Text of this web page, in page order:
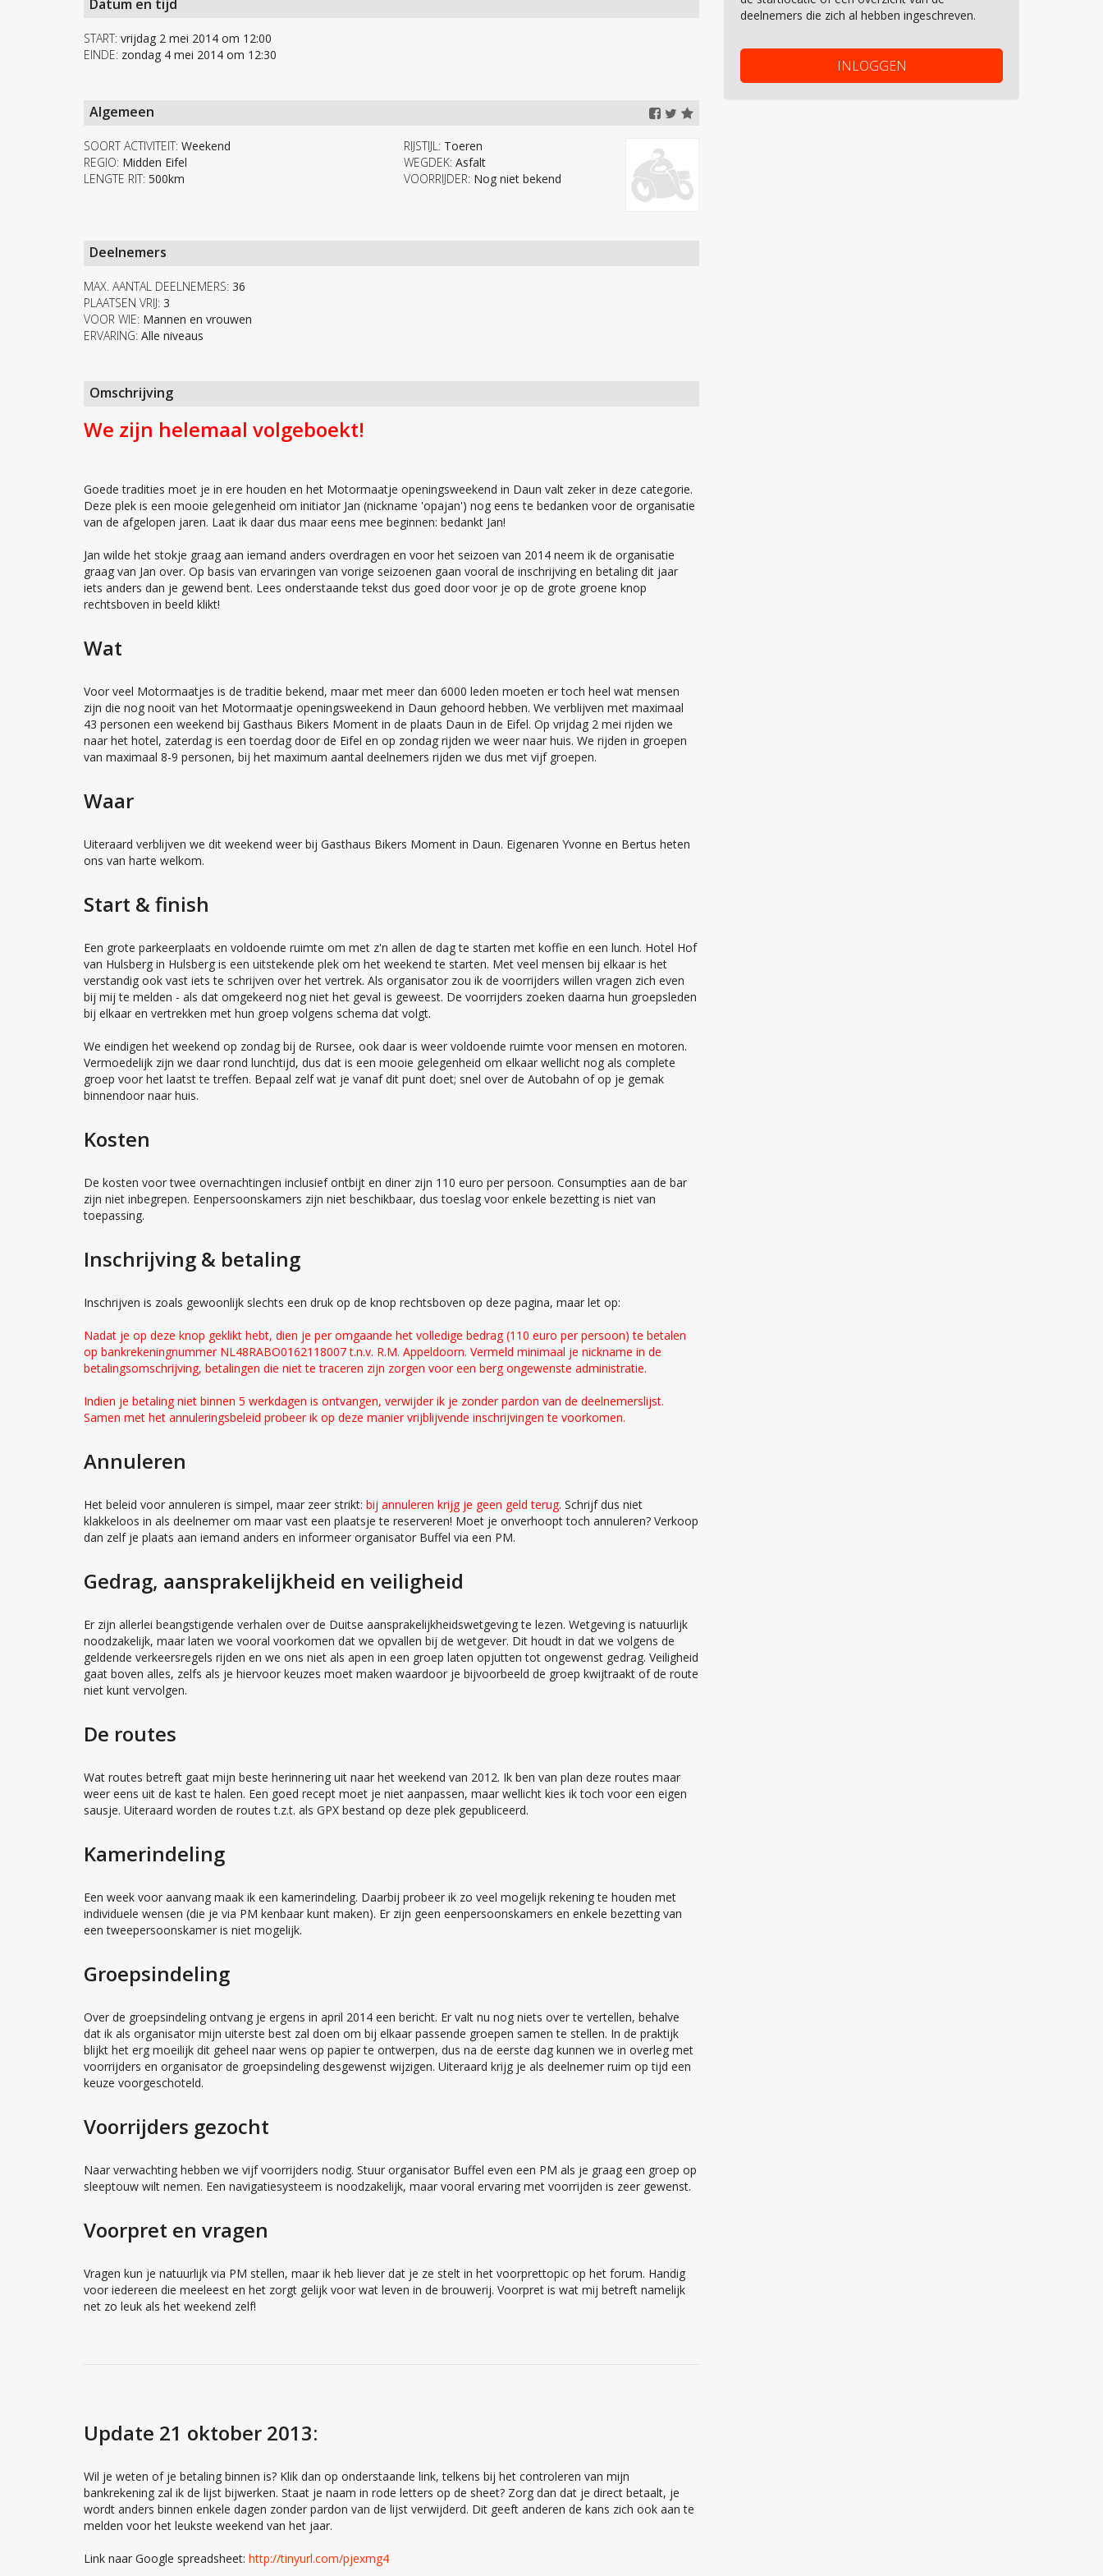
deelnemers die zich al hebben ingeschreven.
INLOGGEN
Datum en tijd
START: vrijdag 2 mei 2014 om 12:00
EINDE: zondag 4 mei 2014 om 12:30
Algemeen
SOORT ACTIVITEIT: Weekend
REGIO: Midden Eifel
LENGTE RIT: 500km
RIJSTIJL: Toeren
WEGDEK: Asfalt
VOORRIJDER: Nog niet bekend
Deelnemers
MAX. AANTAL DEELNEMERS: 36
PLAATSEN VRIJ: 3
VOOR WIE: Mannen en vrouwen
ERVARING: Alle niveaus
Omschrijving
We zijn helemaal volgeboekt!
Goede tradities moet je in ere houden en het Motormaatje openingsweekend in Daun valt zeker in deze categorie.
Deze plek is een mooie gelegenheid om initiator Jan (nickname 'opajan') nog eens te bedanken voor de organisatie
van de afgelopen jaren. Laat ik daar dus maar eens mee beginnen: bedankt Jan!
Jan wilde het stokje graag aan iemand anders overdragen en voor het seizoen van 2014 neem ik de organisatie
graag van Jan over. Op basis van ervaringen van vorige seizoenen gaan vooral de inschrijving en betaling dit jaar
iets anders dan je gewend bent. Lees onderstaande tekst dus goed door voor je op de grote groene knop
rechtsboven in beeld klikt!
Wat
Voor veel Motormaatjes is de traditie bekend, maar met meer dan 6000 leden moeten er toch heel wat mensen
zijn die nog nooit van het Motormaatje openingsweekend in Daun gehoord hebben. We verblijven met maximaal
43 personen een weekend bij Gasthaus Bikers Moment in de plaats Daun in de Eifel. Op vrijdag 2 mei rijden we
naar het hotel, zaterdag is een toerdag door de Eifel en op zondag rijden we weer naar huis. We rijden in groepen
van maximaal 8-9 personen, bij het maximum aantal deelnemers rijden we dus met vijf groepen.
Waar
Uiteraard verblijven we dit weekend weer bij Gasthaus Bikers Moment in Daun. Eigenaren Yvonne en Bertus heten
ons van harte welkom.
Start & finish
Een grote parkeerplaats en voldoende ruimte om met z'n allen de dag te starten met koffie en een lunch. Hotel Hof
van Hulsberg in Hulsberg is een uitstekende plek om het weekend te starten. Met veel mensen bij elkaar is het
verstandig ook vast iets te schrijven over het vertrek. Als organisator zou ik de voorrijders willen vragen zich even
bij mij te melden - als dat omgekeerd nog niet het geval is geweest. De voorrijders zoeken daarna hun groepsleden
bij elkaar en vertrekken met hun groep volgens schema dat volgt.
We eindigen het weekend op zondag bij de Rursee, ook daar is weer voldoende ruimte voor mensen en motoren.
Vermoedelijk zijn we daar rond lunchtijd, dus dat is een mooie gelegenheid om elkaar wellicht nog als complete
groep voor het laatst te treffen. Bepaal zelf wat je vanaf dit punt doet; snel over de Autobahn of op je gemak
binnendoor naar huis.
Kosten
De kosten voor twee overnachtingen inclusief ontbijt en diner zijn 110 euro per persoon. Consumpties aan de bar
zijn niet inbegrepen. Eenpersoonskamers zijn niet beschikbaar, dus toeslag voor enkele bezetting is niet van
toepassing.
Inschrijving & betaling
Inschrijven is zoals gewoonlijk slechts een druk op de knop rechtsboven op deze pagina, maar let op:
Nadat je op deze knop geklikt hebt, dien je per omgaande het volledige bedrag (110 euro per persoon) te betalen
op bankrekeningnummer NL48RABO0162118007 t.n.v. R.M. Appeldoorn. Vermeld minimaal je nickname in de
betalingsomschrijving, betalingen die niet te traceren zijn zorgen voor een berg ongewenste administratie.
Indien je betaling niet binnen 5 werkdagen is ontvangen, verwijder ik je zonder pardon van de deelnemerslijst.
Samen met het annuleringsbeleid probeer ik op deze manier vrijblijvende inschrijvingen te voorkomen.
Annuleren
Het beleid voor annuleren is simpel, maar zeer strikt: bij annuleren krijg je geen geld terug. Schrijf dus niet
klakkeloos in als deelnemer om maar vast een plaatsje te reserveren! Moet je onverhoopt toch annuleren? Verkoop
dan zelf je plaats aan iemand anders en informeer organisator Buffel via een PM.
Gedrag, aansprakelijkheid en veiligheid
Er zijn allerlei beangstigende verhalen over de Duitse aansprakelijkheidswetgeving te lezen. Wetgeving is natuurlijk
noodzakelijk, maar laten we vooral voorkomen dat we opvallen bij de wetgever. Dit houdt in dat we volgens de
geldende verkeersregels rijden en we ons niet als apen in een groep laten opjutten tot ongewenst gedrag. Veiligheid
gaat boven alles, zelfs als je hiervoor keuzes moet maken waardoor je bijvoorbeeld de groep kwijtraakt of de route
niet kunt vervolgen.
De routes
Wat routes betreft gaat mijn beste herinnering uit naar het weekend van 2012. Ik ben van plan deze routes maar
weer eens uit de kast te halen. Een goed recept moet je niet aanpassen, maar wellicht kies ik toch voor een eigen
sausje. Uiteraard worden de routes t.z.t. als GPX bestand op deze plek gepubliceerd.
Kamerindeling
Een week voor aanvang maak ik een kamerindeling. Daarbij probeer ik zo veel mogelijk rekening te houden met
individuele wensen (die je via PM kenbaar kunt maken). Er zijn geen eenpersoonskamers en enkele bezetting van
een tweepersoonskamer is niet mogelijk.
Groepsindeling
Over de groepsindeling ontvang je ergens in april 2014 een bericht. Er valt nu nog niets over te vertellen, behalve
dat ik als organisator mijn uiterste best zal doen om bij elkaar passende groepen samen te stellen. In de praktijk
blijkt het erg moeilijk dit geheel naar wens op papier te ontwerpen, dus na de eerste dag kunnen we in overleg met
voorrijders en organisator de groepsindeling desgewenst wijzigen. Uiteraard krijg je als deelnemer ruim op tijd een
keuze voorgeschoteld.
Voorrijders gezocht
Naar verwachting hebben we vijf voorrijders nodig. Stuur organisator Buffel even een PM als je graag een groep op
sleeptouw wilt nemen. Een navigatiesysteem is noodzakelijk, maar vooral ervaring met voorrijden is zeer gewenst.
Voorpret en vragen
Vragen kun je natuurlijk via PM stellen, maar ik heb liever dat je ze stelt in het voorprettopic op het forum. Handig
voor iedereen die meeleest en het zorgt gelijk voor wat leven in de brouwerij. Voorpret is wat mij betreft namelijk
net zo leuk als het weekend zelf!
Update 21 oktober 2013:
Wil je weten of je betaling binnen is? Klik dan op onderstaande link, telkens bij het controleren van mijn
bankrekening zal ik de lijst bijwerken. Staat je naam in rode letters op de sheet? Zorg dan dat je direct betaalt, je
wordt anders binnen enkele dagen zonder pardon van de lijst verwijderd. Dit geeft anderen de kans zich ook aan te
melden voor het leukste weekend van het jaar.
Link naar Google spreadsheet: http://tinyurl.com/pjexmg4